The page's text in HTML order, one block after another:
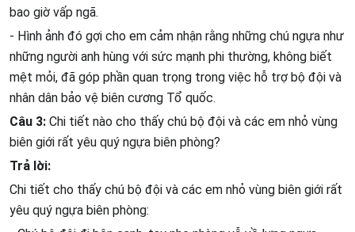
bao giờ vấp ngã.
- Hình ảnh đó gợi cho em cảm nhận rằng những chú ngựa như
những người anh hùng với sức mạnh phi thường, không biết
mệt mỏi, đã góp phần quan trọng trong việc hỗ trợ bộ đội và
nhân dân bảo vệ biên cương Tổ quốc.
Câu 3: Chi tiết nào cho thấy chú bộ đội và các em nhỏ vùng
biên giới rất yêu quý ngựa biên phòng?
Trả lời:
Chi tiết cho thấy chú bộ đội và các em nhỏ vùng biên giới rất
yêu quý ngựa biên phòng: